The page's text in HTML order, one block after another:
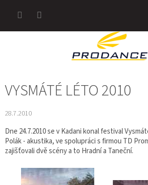
VYSMÁTÉ LÉTO 2010
28.7.2010
Dne 24.7.2010 se v Kadani konal festival
Polák - akustika, ve spolupráci s firmou TD
zajišťovali dvě scény a to Hradní a Taneční.